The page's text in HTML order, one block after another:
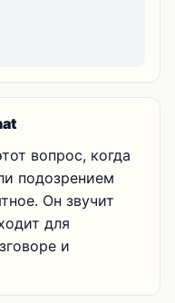
вопрос, когда
подозрением
Он звучит
для
и